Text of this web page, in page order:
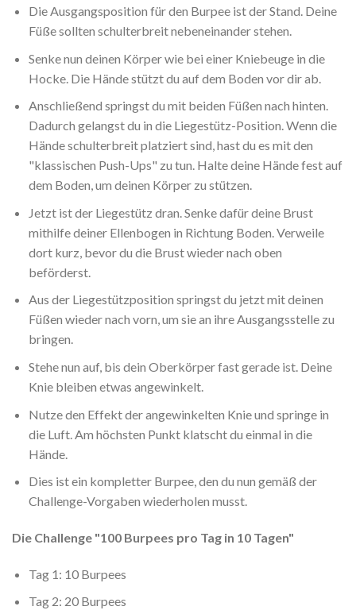
Die Ausgangsposition für den Burpee ist der Stand. Deine
Füße sollten schulterbreit nebeneinander stehen.
Senke nun deinen Körper wie bei einer Kniebeuge in die
Hocke. Die Hände stützt du auf dem Boden vor dir ab.
Anschließend springst du mit beiden Füßen nach hinten.
Dadurch gelangst du in die Liegestütz-Position. Wenn die
Hände schulterbreit platziert sind, hast du es mit den
"klassischen Push-Ups" zu tun. Halte deine Hände fest auf
dem Boden, um deinen Körper zu stützen.
Jetzt ist der Liegestütz dran. Senke dafür deine Brust
mithilfe deiner Ellenbogen in Richtung Boden. Verweile
dort kurz, bevor du die Brust wieder nach oben
beförderst.
Aus der Liegestützposition springst du jetzt mit deinen
Füßen wieder nach vorn, um sie an ihre Ausgangsstelle zu
bringen.
Stehe nun auf, bis dein Oberkörper fast gerade ist. Deine
Knie bleiben etwas angewinkelt.
Nutze den Effekt der angewinkelten Knie und springe in
die Luft. Am höchsten Punkt klatscht du einmal in die
Hände.
Dies ist ein kompletter Burpee, den du nun gemäß der
Challenge-Vorgaben wiederholen musst.
Die Challenge "100 Burpees pro Tag in 10 Tagen"
Tag 1: 10 Burpees
Tag 2: 20 Burpees